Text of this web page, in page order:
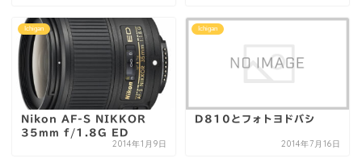
Ichigan
Nikon AF-S NIKKOR
35mm f/1.8G ED
2014年1月9日
Ichigan
D810とフォトヨドバシ
2014年7月16日